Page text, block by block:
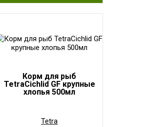
Корм для рыб
TetraCichlid GF крупные
хлопья 500мл
Tetra